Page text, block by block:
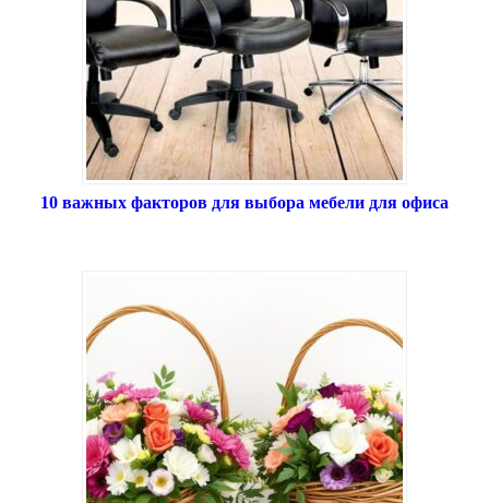
10 важных факторов для выбора мебели для офиса